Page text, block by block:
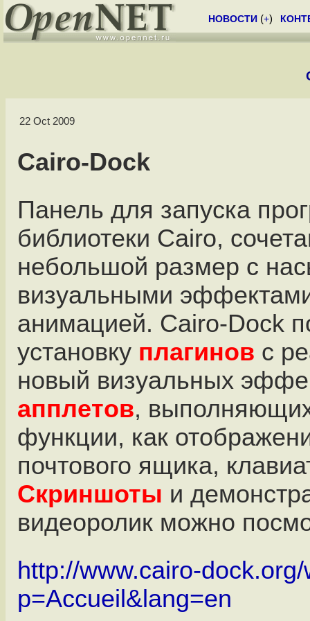
НОВОСТИ (+)
22 Oct 2009
Cairo-Dock
Панель для запуска
библиотеки Cairo,
небольшой размер с
визуальными
анимацией. Cairo-Dock
установку плагинов с
новый визуальных
апплетов,
функции, как
почтового ящика,
Скриншоты и
видеоролик можно
http://www.cairo-
p=Accueil&lang=en